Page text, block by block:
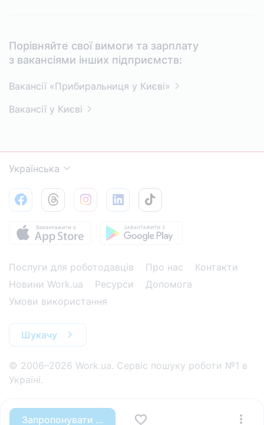
Запропонувати вакансію
Порівняйте свої вимоги та зарплату
з вакансіями інших підприємств:
Вакансії «Прибиральниця у Києві»
Вакансії у Києві
Українська
Послуги для роботодавців Про нас
Контакти
Новини Work.ua
Ресурси
Допомога
Умови використання
Шукачу
© 2006–2026 Work.ua. Сервіс пошуку роботи №1 в
Україні.